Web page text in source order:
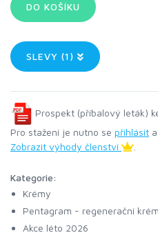
SLEVY (1)
Prospekt (příbalový leták)
Pro stažení je nutno se přihlásit
Zobrazit výhody členství
Kategorie:
Krémy
Pentagram - regenerační
Akce léto 2026